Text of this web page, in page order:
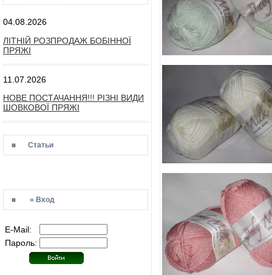
04.08.2026
ЛІТНІЙ РОЗПРОДАЖ БОБІННОЇ
ПРЯЖІ
11.07.2026
НОВЕ ПОСТАЧАННЯ!!! РІЗНІ ВИДИ
ШОВКОВОЇ ПРЯЖІ
Статьи
» Вход
E-Mail:
Пароль: